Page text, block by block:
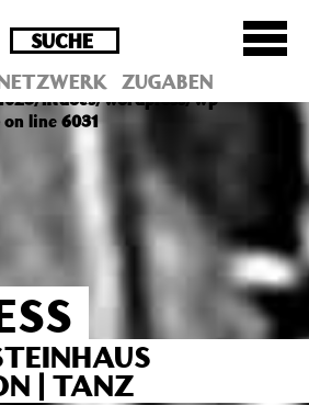
post_permalink ist seit
stattdessen
htdocs/wordpress/wp-
on line 6031
ZUGABEN
| TANZ